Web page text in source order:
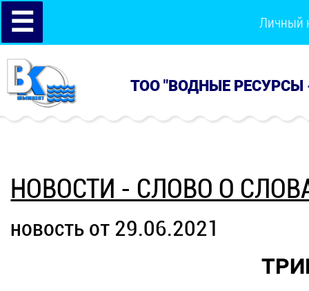
☰ Личный
ТОО "ВОДНЫЕ РЕСУРСЫ
НОВОСТИ - СЛОВО О
новость от 29.06.2021